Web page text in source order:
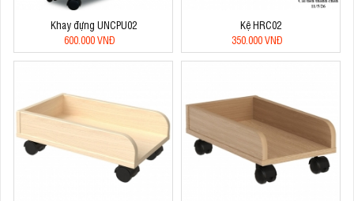
Khay đựng UNCPU02
600.000 VNĐ
Kệ HRC02
350.000 VNĐ